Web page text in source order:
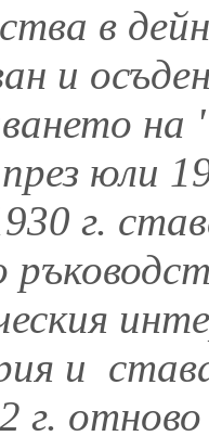
в
и
юли
г.
и
г.